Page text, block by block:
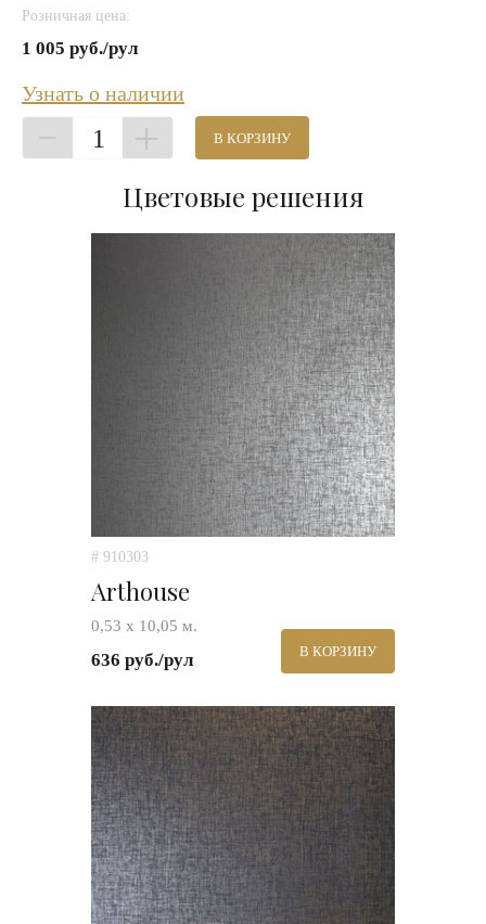
Розничная цена:
1 005 руб./рул
Узнать о наличии
1 В КОРЗИНУ
Цветовые решения
# 910303
Arthouse
0,53 х 10,05 м.
636 руб./рул В КОРЗИНУ